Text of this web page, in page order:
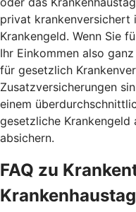
privat krankenversichert
Krankengeld. Wenn Sie
Ihr Einkommen also
für gesetzlich
Zusatzversicherungen
einem
gesetzliche
absichern.
FAQ zu